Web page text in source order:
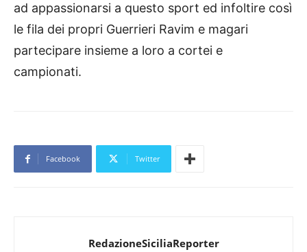
ad appassionarsi a questo sport ed infoltire così
le fila dei propri Guerrieri Ravim e magari
partecipare insieme a loro a cortei e
campionati.
Facebook Twitter
RedazioneSiciliaReporter